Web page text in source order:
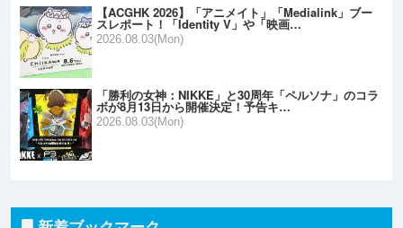
【ACGHK 2026】「アニメイト」「Medialink」ブー
スレポート！「Identity V」や「映画…
2026.08.03(Mon)
「勝利の女神：NIKKE」と30周年「ペルソナ」のコラ
ボが8月13日から開催決定！予告キ…
2026.08.03(Mon)